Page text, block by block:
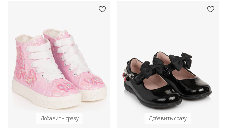
Добавить сразу Добавить сразу